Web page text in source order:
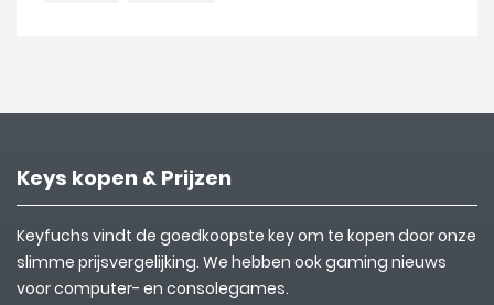
Keys kopen & Prijzen
Keyfuchs vindt de goedkoopste key om te kopen door onze
slimme prijsvergelijking. We hebben ook gaming nieuws
voor computer- en consolegames.